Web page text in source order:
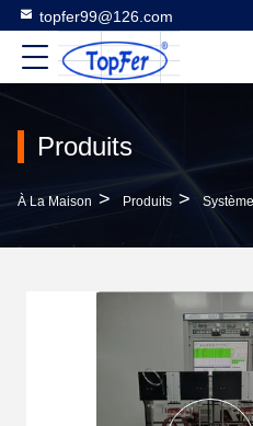
topfer99@126.com
Produits
À La Maison > Produits >